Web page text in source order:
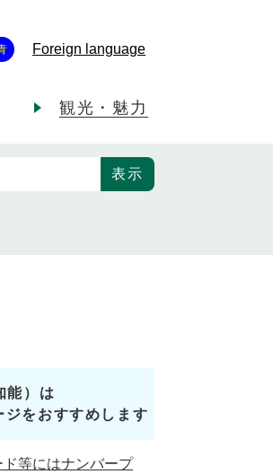
Foreign language
観光・魅力
能）は
ジをおすすめします
等にはナンバープ